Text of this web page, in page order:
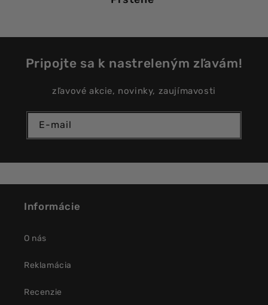
Pripojte sa k nastreleným zľavám!
zľavové akcie, novinky, zaujímavosti
E-mail
Informácie
O nás
Reklamácia
Recenzie